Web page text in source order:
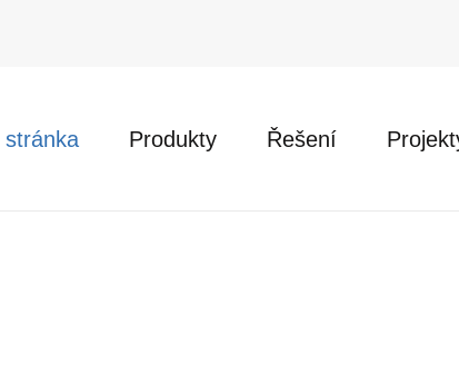
stránka Produkty Řešení